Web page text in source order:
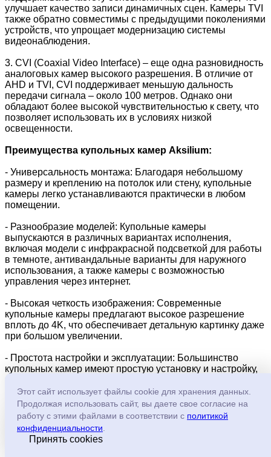
улучшает качество записи динамичных сцен. Камеры TVI
также обратно совместимы с предыдущими поколениями
устройств, что упрощает модернизацию системы
видеонаблюдения.
3. CVI (Coaxial Video Interface) – еще одна разновидность
аналоговых камер высокого разрешения. В отличие от
AHD и TVI, CVI поддерживает меньшую дальность
передачи сигнала – около 100 метров. Однако они
обладают более высокой чувствительностью к свету, что
позволяет использовать их в условиях низкой
освещенности.
Преимущества купольных камер Aksilium:
- Универсальность монтажа: Благодаря небольшому
размеру и креплению на потолок или стену, купольные
камеры легко устанавливаются практически в любом
помещении.
- Разнообразие моделей: Купольные камеры
выпускаются в различных вариантах исполнения,
включая модели с инфракрасной подсветкой для работы
в темноте, антивандальные варианты для наружного
использования, а также камеры с возможностью
управления через интернет.
- Высокая четкость изображения: Современные
купольные камеры предлагают высокое разрешение
вплоть до 4K, что обеспечивает детальную картинку даже
при большом увеличении.
- Простота настройки и эксплуатации: Большинство
купольных камер имеют простую установку и настройку,
объектов.
Недостатки:
- Ограниченная дальность передачи сигнала: Хотя
современные технологии значительно увеличили
Этот сайт использует файлы cookie для хранения данных.
Продолжая использовать сайт, вы даете свое согласие на
работу с этими файлами в соответствии с политикой
конфиденциальности
Принять cookies